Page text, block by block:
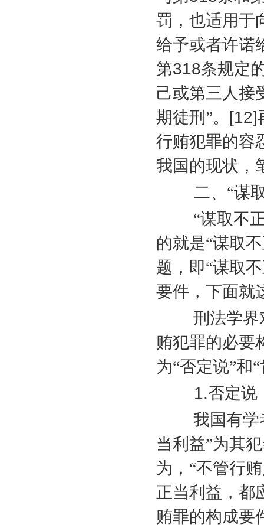
罚，也适用于
给予或者许诺
第318条规定
己或第三人接
期徒刑”。 [12]
行贿犯罪的容
我国的现状，
二、“谋
“谋取不正
的就是“谋取
题，即“谋取
要件，下面就
刑法学界对
贿犯罪的必要
为“否定说”和
1.否定说
我国有学者
当利益”为其
为，“不管行
正当利益，都
贿罪的构成要